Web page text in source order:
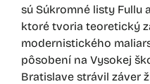
sú Súkromné listy Fullu
ktoré tvoria teoretický
modernistického
pôsobení na Vysokej
Bratislave strávil záver